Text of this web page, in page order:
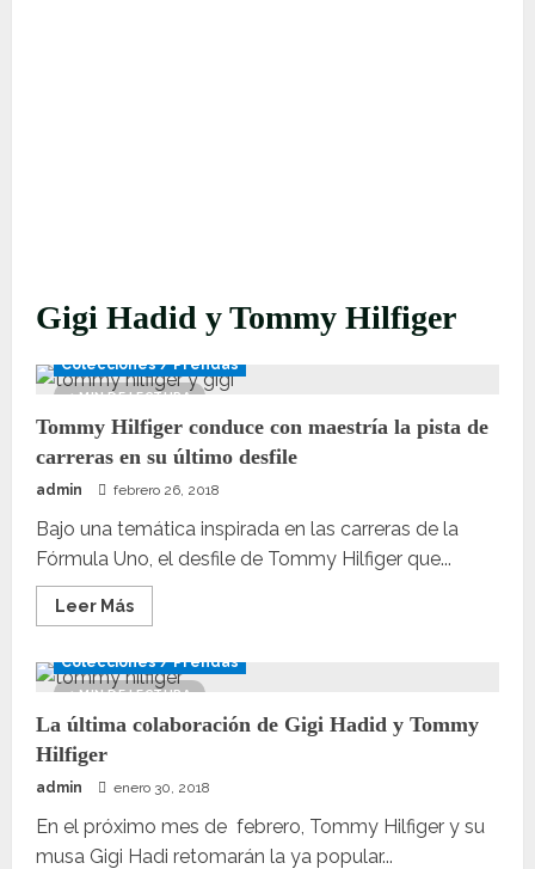
Gigi Hadid y Tommy Hilfiger
1 MIN DE LECTURA
Colecciones / Prendas
Tommy Hilfiger conduce con maestría la pista de
carreras en su último desfile
admin febrero 26, 2018
Bajo una temática inspirada en las carreras de la
Fórmula Uno, el desfile de Tommy Hilfiger que...
Leer MásLeer
más
Tommy
Hilfiger
con
de
en
su
último
1 MIN DE LECTURA
Colecciones / Prendas
La última colaboración de Gigi Hadid y Tommy
Hilfiger
admin enero 30, 2018
En el próximo mes de febrero, Tommy Hilfiger y su
musa Gigi Hadi retomarán la ya popular...